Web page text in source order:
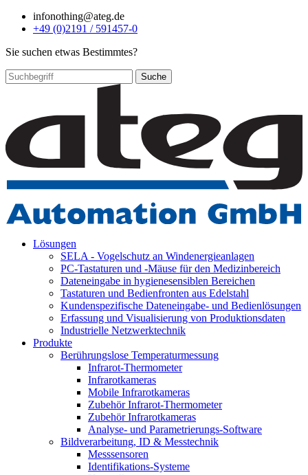
infonothing@ateg.de
+49 (0)2191 / 591457-0
Sie suchen etwas Bestimmtes?
Suche
Lösungen
SELA - Vogelschutz an Windenergieanlagen
PC-Tastaturen und -Mäuse für den Medizinbereich
Dateneingabe in hygienesensiblen Bereichen
Tastaturen und Bedienfronten aus Edelstahl
Kundenspezifische Dateneingabe- und Bedienlösungen
Erfassung und Visualisierung von Produktionsdaten
Industrielle Netzwerktechnik
Produkte
Berührungslose Temperaturmessung
Infrarot-Thermometer
Infrarotkameras
Mobile Infrarotkameras
Zubehör Infrarot-Thermometer
Zubehör Infrarotkameras
Analyse- und Parametrierungs-Software
Bildverarbeitung, ID & Messtechnik
Messsensoren
Identifikations-Systeme